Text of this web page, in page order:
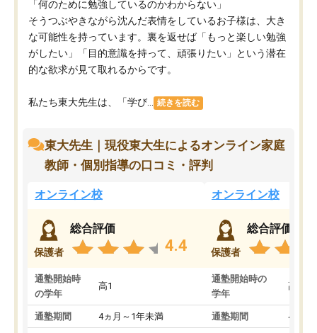
「何のために勉強しているのかわからない」
そうつぶやきながら沈んだ表情をしているお子様は、大き
な可能性を持っています。裏を返せば「もっと楽しい勉強
がしたい」「目的意識を持って、頑張りたい」という潜在
的な欲求が見て取れるからです。
私たち東大先生は、「学び... 続きを読む
東大先生｜現役東大生によるオンライン家庭
教師・個別指導の口コミ・評判
オンライン校
保護者
総合評価
4.4
通塾開始時
の学年
高1
通塾期間 4ヵ月～1年未満
オンライン校
保護者
総合評価
通塾開始時の
学年
高3
通塾期間 4ヵ月